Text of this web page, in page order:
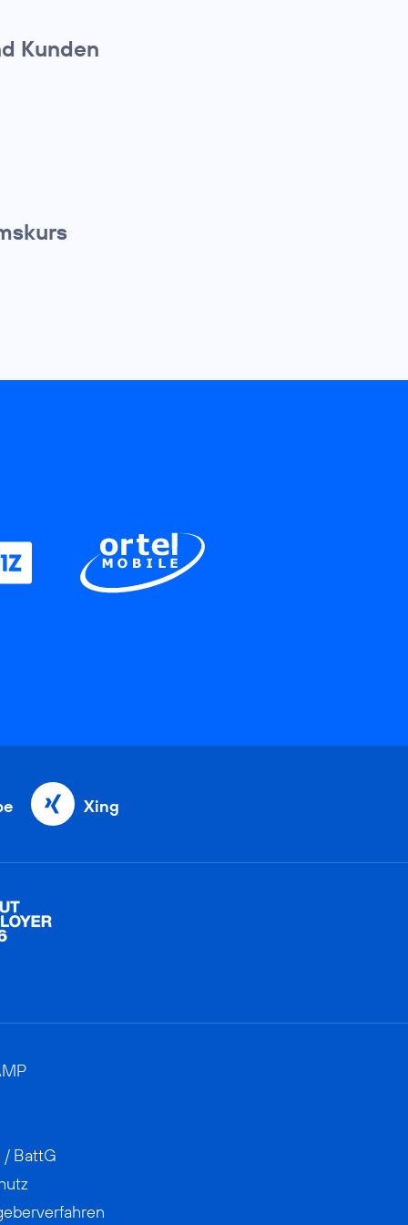
Kunden
Xing
/ BattG